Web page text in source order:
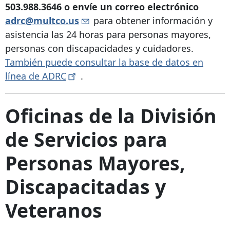
503.988.3646 o envíe un correo electrónico
adrc@multco.us
para obtener información y
asistencia las 24 horas para personas mayores,
personas con discapacidades y cuidadores.
También puede consultar la base de datos en
línea de ADRC .
Oficinas de la División
de Servicios para
Personas Mayores,
Discapacitadas y
Veteranos